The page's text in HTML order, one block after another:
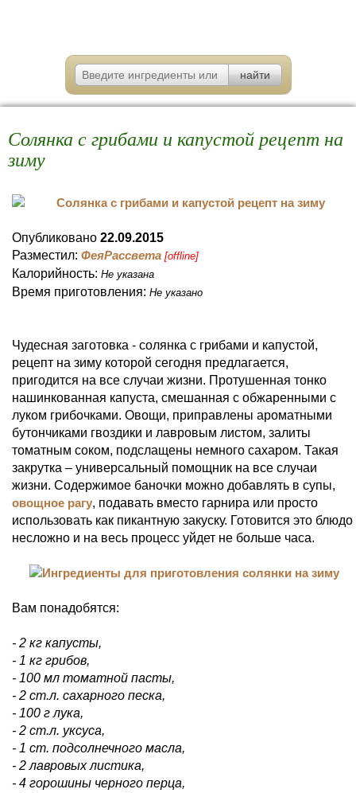
Солянка с грибами и капустой рецепт на
зиму
Опубликовано 22.09.2015
Разместил: ФеяРассвета [offline]
Калорийность: Не указана
Время приготовления: Не указано
Чудесная заготовка - солянка с грибами и капустой,
рецепт на зиму которой сегодня предлагается,
пригодится на все случаи жизни. Протушенная тонко
нашинкованная капуста, смешанная с обжаренными с
луком грибочками. Овощи, приправлены ароматными
бутончиками гвоздики и лавровым листом, залиты
томатным соком, подслащены немного сахаром. Такая
закрутка – универсальный помощник на все случаи
жизни. Содержимое баночки можно добавлять в супы,
овощное рагу, подавать вместо гарнира или просто
использовать как пикантную закуску. Готовится это блюдо
несложно и на весь процесс уйдет не больше часа.
Вам понадобятся:
- 2 кг капусты,
- 1 кг грибов,
- 100 мл томатной пасты,
- 2 ст.л. сахарного песка,
- 100 г лука,
- 2 ст.л. уксуса,
- 1 ст. подсолнечного масла,
- 2 лавровых листика,
- 4 горошины черного перца,